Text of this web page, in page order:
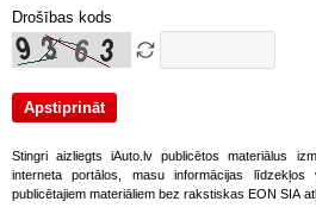
Drošības kods
Stingri aizliegts iAuto.lv publicētos materiālus
interneta portālos, masu informācijas
publicētajiem materiāliem bez rakstiskas EON SIA